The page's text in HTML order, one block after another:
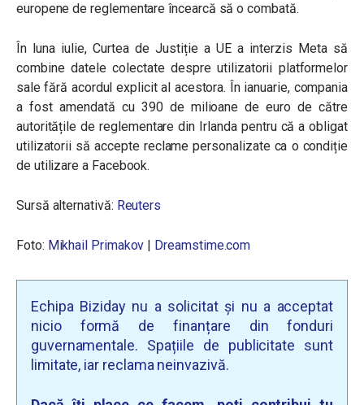
europene de reglementare încearcă să o combată.
În luna iulie, Curtea de Justiție a UE a interzis Meta să
combine datele colectate despre utilizatorii platformelor
sale fără acordul explicit al acestora. În ianuarie, compania
a fost amendată cu 390 de milioane de euro de către
autoritățile de reglementare din Irlanda pentru că a obligat
utilizatorii să accepte reclame personalizate ca o condiție
de utilizare a Facebook.
Sursă alternativă: Reuters
Foto: Mikhail Primakov | Dreamstime.com
Echipa Biziday nu a solicitat și nu a acceptat
nicio formă de finanțare din fonduri
guvernamentale. Spațiile de publicitate sunt
limitate, iar reclama neinvazivă.